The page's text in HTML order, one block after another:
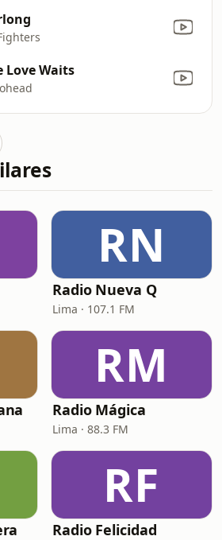
Love Waits
RN
Radio Nueva Q
Lima · 107.1 FM
RM
Radio Mágica
Lima · 88.3 FM
RF
Radio Felicidad